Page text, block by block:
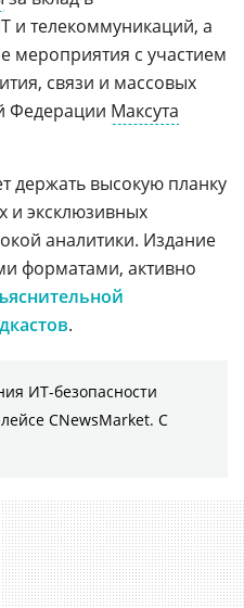
и телекоммуникаций, а
мероприятия с участием
связи и массовых
Федерации Максута
держать высокую планку
и эксклюзивных
аналитики. Издание
форматами, активно
.
ИТ-безопасности
CNewsMarket. С